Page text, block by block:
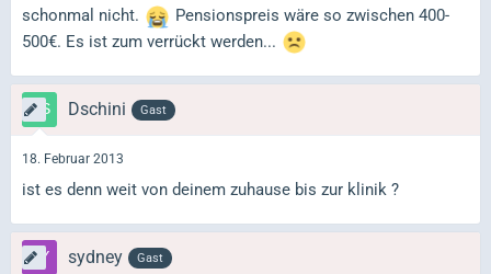
schonmal nicht.
Pensionspreis wäre so zwischen 400-
500€. Es ist zum verrückt werden...
Dschini Gast
18. Februar 2013
ist es denn weit von deinem zuhause bis zur klinik ?
sydney Gast